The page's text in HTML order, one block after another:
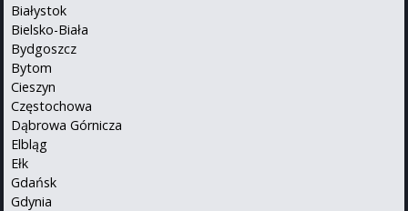
Białystok
Bielsko-Biała
Bydgoszcz
Bytom
Cieszyn
Częstochowa
Dąbrowa Górnicza
Elbląg
Ełk
Gdańsk
Gdynia